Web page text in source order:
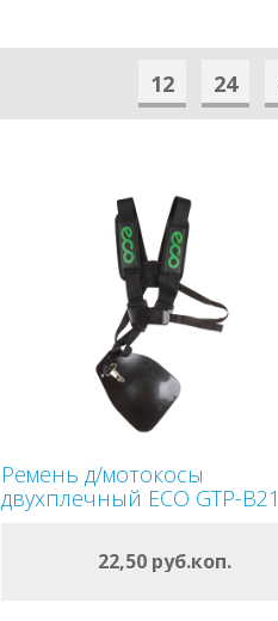
12 24
Ремень д/мотокосы
двухплечный ECO GTP-B21
22,50 руб.коп.